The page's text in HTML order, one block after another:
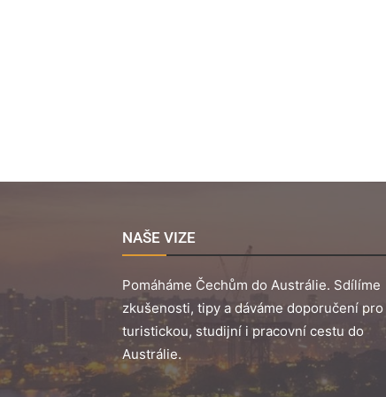
NAŠE VIZE
Pomáháme Čechům do Austrálie. Sdílíme
zkušenosti, tipy a dáváme doporučení pro
turistickou, studijní i pracovní cestu do
Austrálie.